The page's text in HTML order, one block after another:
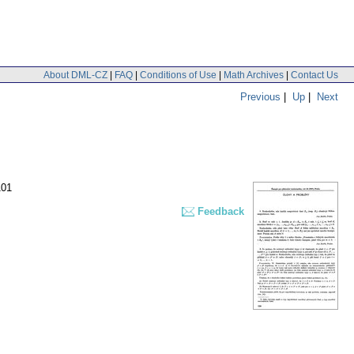
About DML-CZ | FAQ | Conditions of Use | Math Archives | Contact Us
Previous | Up | Next
Feedback